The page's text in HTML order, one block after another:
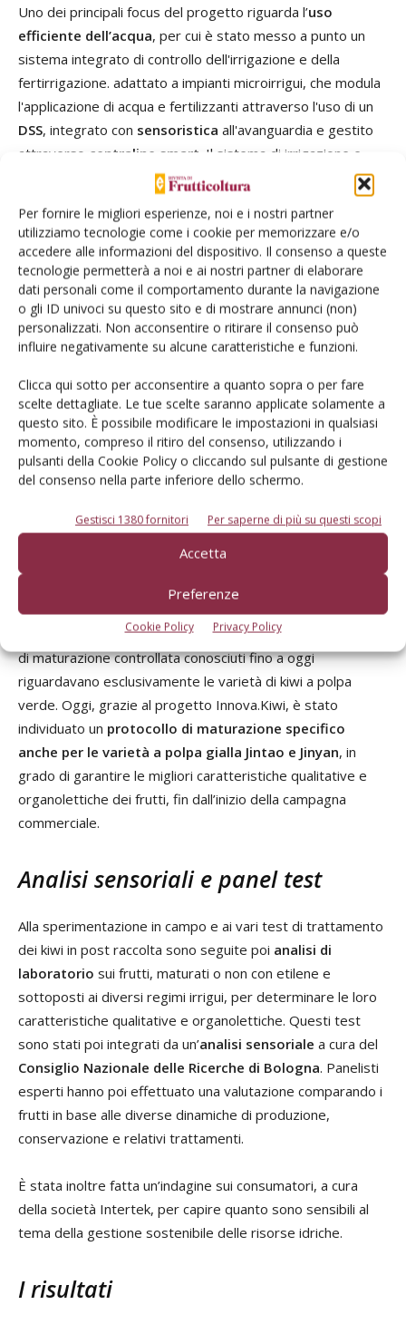
Per fornire le migliori esperienze, noi e i nostri partner
utilizziamo tecnologie come i cookie per memorizzare e/o
accedere alle informazioni del dispositivo. Il consenso a queste
tecnologie permetterà a noi e ai nostri partner di elaborare
dati personali come il comportamento durante la navigazione
o gli ID univoci su questo sito e di mostrare annunci (non)
personalizzati. Non acconsentire o ritirare il consenso può
influire negativamente su alcune caratteristiche e funzioni.
Clicca qui sotto per acconsentire a quanto sopra o per fare
scelte dettagliate. Le tue scelte saranno applicate solamente a
questo sito. È possibile modificare le impostazioni in qualsiasi
momento, compreso il ritiro del consenso, utilizzando i
pulsanti della Cookie Policy o cliccando sul pulsante di gestione
del consenso nella parte inferiore dello schermo.
Gestisci 1380 fornitori Per saperne di più su questi scopi
Accetta
Preferenze
Cookie Policy Privacy Policy
Uno dei principali focus del progetto riguarda l’uso
efficiente dell’acqua, per cui è stato messo a punto un
sistema integrato di controllo dell'irrigazione e della
fertirrigazione. adattato a impianti microirrigui, che modula
l'applicazione di acqua e fertilizzanti attraverso l'uso di un
DSS, integrato con sensoristica all'avanguardia e gestito
attraverso centraline smart . Il sistema di irrigazione e
fertirrigazione di precisione è controllato da
servizio irrigazione realizzato dal CER, nato per le aziende
agricole dell'Emilia Romagna e disponibile in molte regioni
d’Italia: è stato testato in campo, validato e migliorato e
ora reso fruibile per tutti gli agricoltori che coltivano le
varietà a polpa gialla Jintao e Jinyan.
Questo sistema di irrigazione smart, tarato sulle cultivar
produzionie unmiglioramento della qualità dei frutti
con importanti vantaggi in termini di sostenibilità,
ambientale e anche economica.
Gestione ottimale del post raccolta
La fisiologia post raccolta del kiwi è piuttosto complessa
poiché il frutto appena raccolto, non essendo idoneo al
consumo, deve subire un processo di maturazione. Questo
può avvenire in modocontrollato tramite l'utilizzo di
a diverse concentrazioni e temperature. I protocolli
di maturazione controllata conosciuti fino a oggi
riguardavano esclusivamente le varietà di kiwi a polpa
verde. Oggi, grazie al progetto Innova.Kiwi, è stato
individuato un protocollo di maturazione specifico
anche per le varietà a polpa gialla Jintao e Jinyan, in
grado di garantire le migliori caratteristiche qualitative e
organolettiche dei frutti, fin dall’inizio della campagna
commerciale.
Analisi sensoriali e panel test
Alla sperimentazione in campo e ai vari test di trattamento
dei kiwi in post raccolta sono seguite poi analisi di
laboratorio sui frutti, maturati o non con etilene e
sottoposti ai diversi regimi irrigui, per determinare le loro
caratteristiche qualitative e organolettiche. Questi test
sono stati poi integrati da un’analisi sensoriale a cura del
Consiglio Nazionale delle Ricerche di Bologna. Panelisti
esperti hanno poi effettuato una valutazione comparando i
frutti in base alle diverse dinamiche di produzione,
conservazione e relativi trattamenti.
È stata inoltre fatta un’indagine sui consumatori, a cura
della società Intertek, per capire quanto sono sensibili al
tema della gestione sostenibile delle risorse idriche.
I risultati